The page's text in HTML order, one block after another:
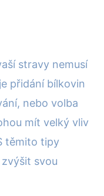
stravy nemusí
přidání bílkovin
nebo volba
mít velký vliv
těmito tipy
svou